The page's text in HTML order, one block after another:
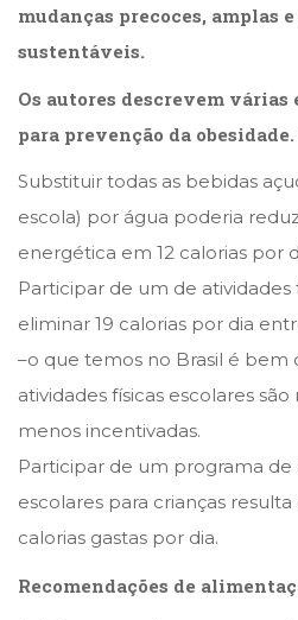
mudanças precoces, amplas
sustentáveis.
Os autores descrevem
para prevenção da obesidade.
Substituir todas as bebidas
escola) por água poderia
energética em 12 calorias por
Participar de um de atividades
eliminar 19 calorias por dia
–o que temos no Brasil é bem
atividades físicas escolares
menos incentivadas.
Participar de um programa de
escolares para crianças
calorias gastas por dia.
Recomendações de